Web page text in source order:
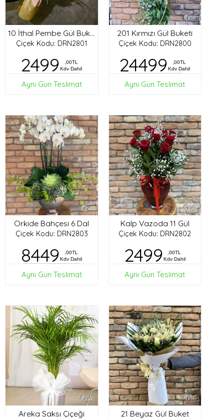
10 İthal Pembe Gül Buketi
Çiçek Kodu: DRN2801
2499
,00TL
Kdv Dahil
Aynı Gün Teslimat
201 Kırmızı Gül Buketi
Çiçek Kodu: DRN2800
24499
,00TL
Kdv Dahil
Aynı Gün Teslimat
Orkide Bahçesi 6 Dal
Çiçek Kodu: DRN2803
8449
,00TL
Kdv Dahil
Aynı Gün Teslimat
Kalp Vazoda 11 Gül
Çiçek Kodu: DRN2802
2499
,00TL
Kdv Dahil
Aynı Gün Teslimat
Areka Saksı Çiçeği 21 Beyaz Gül Buket